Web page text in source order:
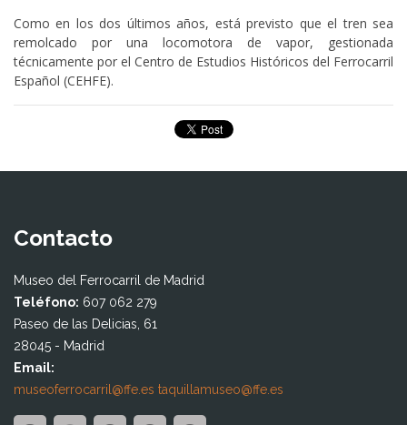
Como en los dos últimos años, está previsto que el tren sea
remolcado por una locomotora de vapor, gestionada
técnicamente por el Centro de Estudios Históricos del Ferrocarril
Español (CEHFE).
Contacto
Museo del Ferrocarril de Madrid
Teléfono: 607 062 279
Paseo de las Delicias, 61
28045 - Madrid
Email:
museoferrocarril@ffe.es taquillamuseo@ffe.es